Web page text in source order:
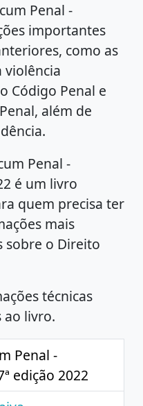
Penal -
importantes
como as
violência
Código Penal e
além de
Penal -
é um livro
quem precisa ter
mais
sobre o Direito
técnicas
ao livro.
Penal -
edição 2022